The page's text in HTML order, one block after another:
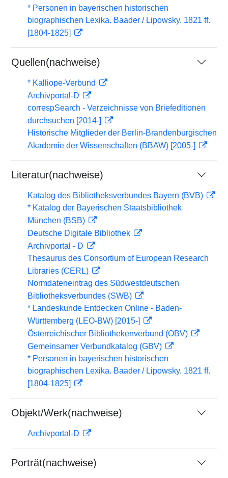
* Personen in bayerischen historischen
biographischen Lexika. Baader / Lipowsky. 1821 ff.
[1804-1825]
Quellen(nachweise)
* Kalliope-Verbund
Archivportal-D
correspSearch - Verzeichnisse von Briefeditionen
durchsuchen [2014-]
Historische Mitglieder der Berlin-Brandenburgischen
Akademie der Wissenschaften (BBAW) [2005-]
Literatur(nachweise)
Katalog des Bibliotheksverbundes Bayern (BVB)
* Katalog der Bayerischen Staatsbibliothek
München (BSB)
Deutsche Digitale Bibliothek
Archivportal - D
Thesaurus des Consortium of European Research
Libraries (CERL)
Normdateneintrag des Südwestdeutschen
Bibliotheksverbundes (SWB)
* Landeskunde Entdecken Online - Baden-
Württemberg (LEO-BW) [2015-]
Österreichischer Bibliothekenverbund (OBV)
Gemeinsamer Verbundkatalog (GBV)
* Personen in bayerischen historischen
biographischen Lexika. Baader / Lipowsky. 1821 ff.
[1804-1825]
Objekt/Werk(nachweise)
Archivportal-D
Porträt(nachweise)